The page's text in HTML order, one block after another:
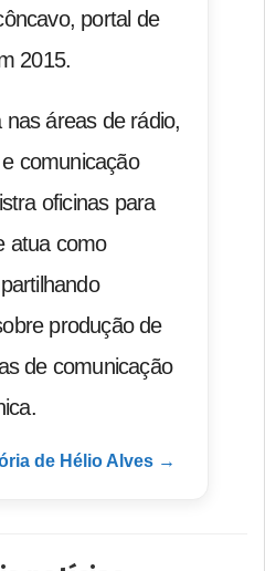
portal de
2015.
nas áreas de rádio,
comunicação
oficinas para
atua como
produção de
de comunicação
de Hélio Alves →